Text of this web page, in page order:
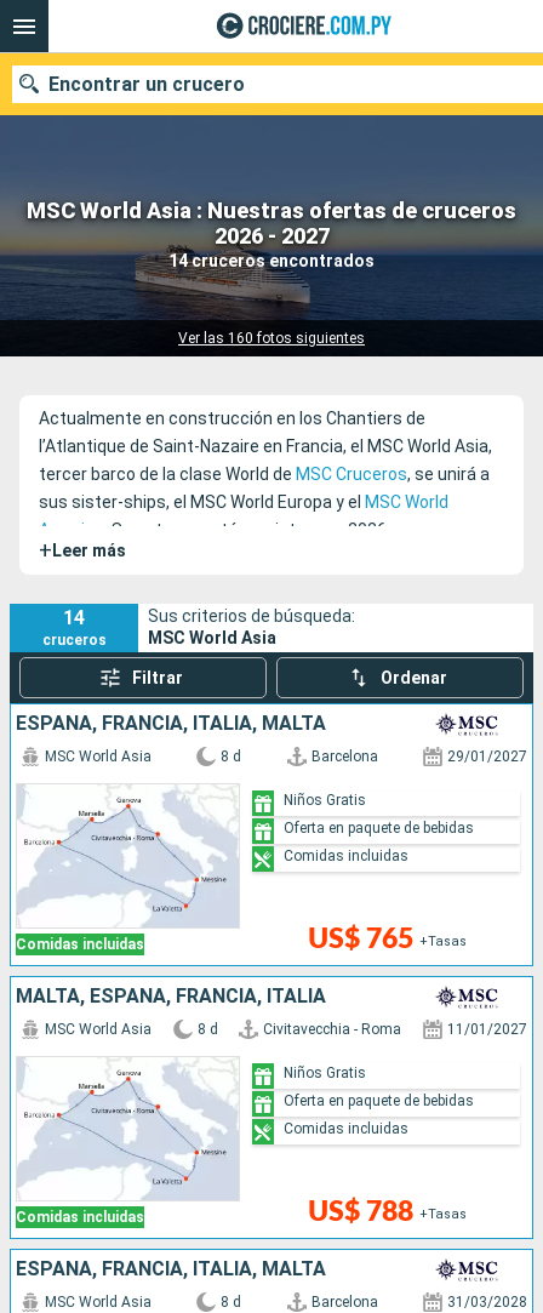
MSC World Asia : Nuestras ofertas de cruceros
2026 - 2027
14 cruceros encontrados
Ver las 160 fotos siguientes
Encontrar un crucero
Nuestros destinos
Fecha de salida
Actualmente en construcción en los Chantiers de
l’Atlantique de Saint-Nazaire en Francia, el MSC World Asia,
tercer barco de la clase World de MSC Cruceros, se unirá a
sus sister-ships, el MSC World Europa y el MSC World
America
. Su entrega está prevista para 2026.
+ Leer más
14
cruceros
Sus criterios de búsqueda:
MSC World Asia
Filtrar Ordenar
ESPAÑA, FRANCIA, ITALIA, MALTA
Comidas incluidas
MSC World Asia 8 d Barcelona 29/01/2027
US$ 765 +Tasas
Niños Gratis
Oferta en paquete de bebidas
Comidas incluidas
MALTA, ESPAÑA, FRANCIA, ITALIA
Comidas incluidas
MSC World Asia 8 d Civitavecchia - Roma 11/01/2027
US$ 788 +Tasas
Niños Gratis
Oferta en paquete de bebidas
Comidas incluidas
ESPAÑA, FRANCIA, ITALIA, MALTA
MSC World Asia 8 d Barcelona 31/03/2028